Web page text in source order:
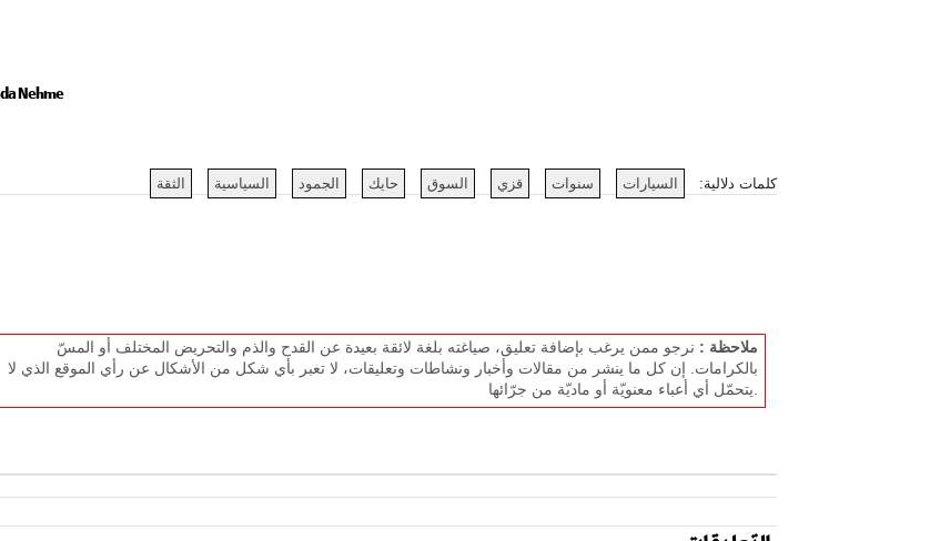
Nehme
كلمات دلالية: السيارات سنوات قزي السوق حايك الجمود السياسية الثقة
ملاحظة : نرجو ممن يرغب بإضافة تعليق، صياغته بلغة لائقة بعيدة عن القدح والذم والتحريض المختلف أو المسّ
بالكرامات. إن كل ما ينشر من مقالات وأخبار ونشاطات وتعليقات، لا تعبر بأي شكل من الأشكال عن رأي الموقع الذي لا